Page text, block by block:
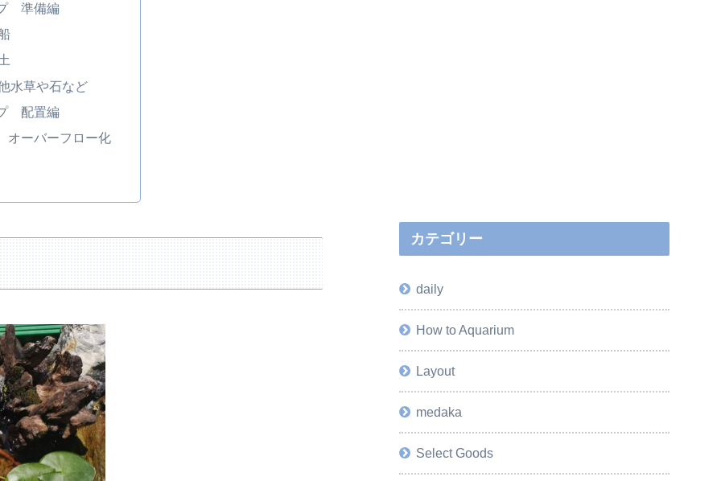
準備編
水草や石など
配置編
ーバーフロー化
カテゴリー
daily
How to Aquarium
Layout
medaka
Select Goods